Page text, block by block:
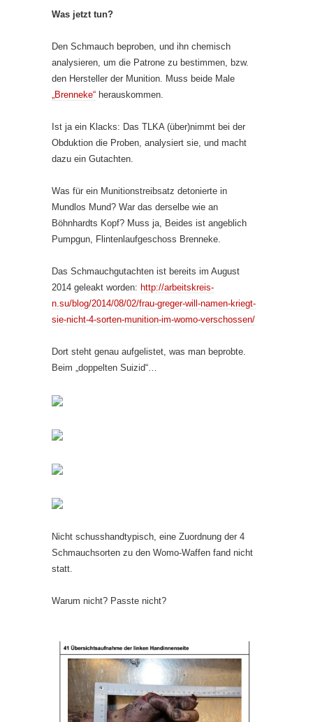
Was jetzt tun?
Den Schmauch beproben, und ihn chemisch
analysieren, um die Patrone zu bestimmen, bzw.
den Hersteller der Munition. Muss beide Male
„Brenneke“ herauskommen.
Ist ja ein Klacks: Das TLKA (über)nimmt bei der
Obduktion die Proben, analysiert sie, und macht
dazu ein Gutachten.
Was für ein Munitionstreibsatz detonierte in
Mundlos Mund? War das derselbe wie an
Böhnhardts Kopf? Muss ja, Beides ist angeblich
Pumpgun, Flintenlaufgeschoss Brenneke.
Das Schmauchgutachten ist bereits im August
2014 geleakt worden: http://arbeitskreis-
n.su/blog/2014/08/02/frau-greger-will-namen-kriegt-
sie-nicht-4-sorten-munition-im-womo-verschossen/
Dort steht genau aufgelistet, was man beprobte.
Beim „doppelten Suizid“…
Nicht schusshandtypisch, eine Zuordnung der 4
Schmauchsorten zu den Womo-Waffen fand nicht
statt.
Warum nicht? Passte nicht?